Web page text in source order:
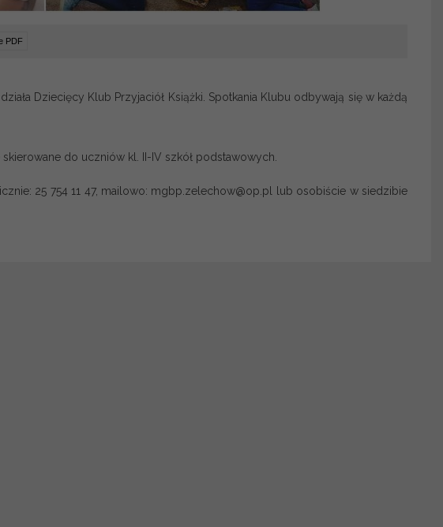
PDF
Dziecięcy Klub Przyjaciół Książki. Spotkania Klubu odbywają się w każdą
do uczniów kl. II-IV szkół podstawowych.
25 754 11 47, mailowo: mgbp.zelechow@op.pl lub osobiście w siedzibie